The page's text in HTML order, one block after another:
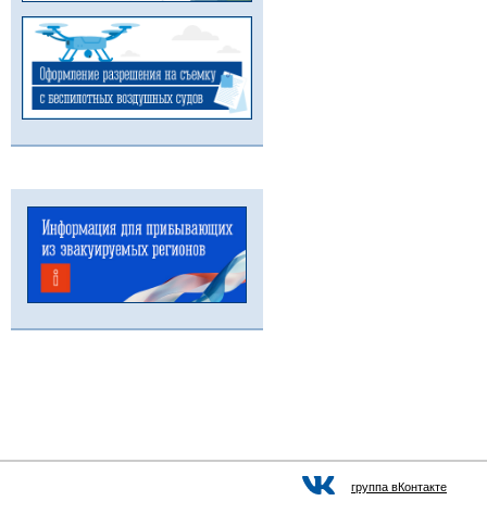
группа вКонтакте